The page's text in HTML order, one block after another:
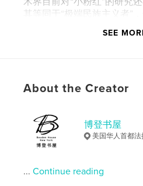
其等同于“极端民族主义者”
更为贴切。与以往对中国“民
所谓的“少数派”，是指那些
者及其他“少数派”如何反思
主义的侵蚀，事件跨度可至“
http://www.boudenhouse.com
SEE
About the Creator
博登书屋
美国华人首都法
...Continue reading